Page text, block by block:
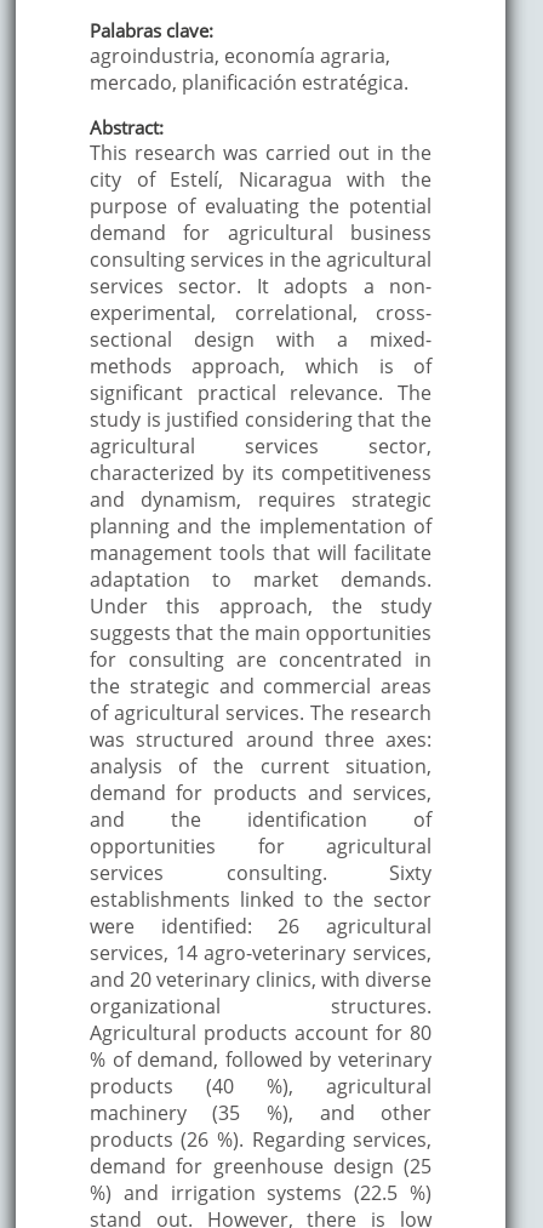
Palabras clave:
agroindustria, economía agraria,
mercado, planificación estratégica.
Abstract:
This research was carried out in the
city of Estelí, Nicaragua with the
purpose of evaluating the potential
demand for agricultural business
consulting services in the agricultural
services sector. It adopts a non-
experimental, correlational, cross-
sectional design with a mixed-
methods approach, which is of
significant practical relevance. The
study is justified considering that the
agricultural services sector,
characterized by its competitiveness
and dynamism, requires strategic
planning and the implementation of
management tools that will facilitate
adaptation to market demands.
Under this approach, the study
suggests that the main opportunities
for consulting are concentrated in
the strategic and commercial areas
of agricultural services. The research
was structured around three axes:
analysis of the current situation,
demand for products and services,
and the identification of
opportunities for agricultural
services consulting. Sixty
establishments linked to the sector
were identified: 26 agricultural
services, 14 agro-veterinary services,
and 20 veterinary clinics, with diverse
organizational structures.
Agricultural products account for 80
% of demand, followed by veterinary
products (40 %), agricultural
machinery (35 %), and other
products (26 %). Regarding services,
demand for greenhouse design (25
%) and irrigation systems (22.5 %)
stand out. However, there is low